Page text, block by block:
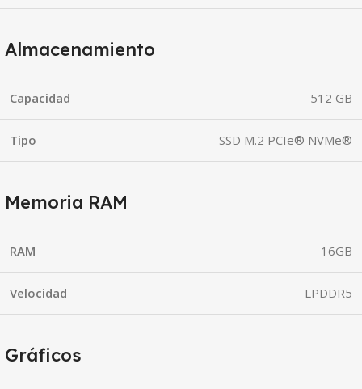
Almacenamiento
Capacidad 512 GB
Tipo SSD M.2 PCIe® NVMe®
Memoria RAM
RAM 16GB
Velocidad LPDDR5
Gráficos